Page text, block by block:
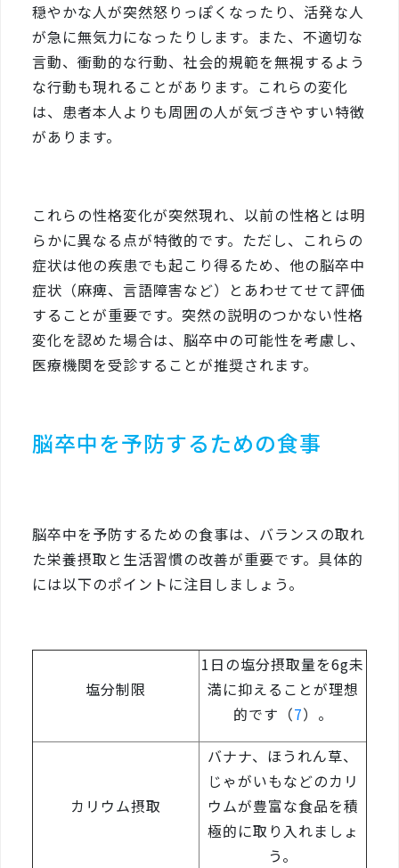
穏やかな人が突然怒りっぽくなったり、活発な人
が急に無気力になったりします。また、不適切な
言動、衝動的な行動、社会的規範を無視するよう
な行動も現れることがあります。これらの変化
は、患者本人よりも周囲の人が気づきやすい特徴
があります。
これらの性格変化が突然現れ、以前の性格とは明
らかに異なる点が特徴的です。ただし、これらの
症状は他の疾患でも起こり得るため、他の脳卒中
症状（麻痺、言語障害など）とあわせてせて評価
することが重要です。突然の説明のつかない性格
変化を認めた場合は、脳卒中の可能性を考慮し、
医療機関を受診することが推奨されます。
脳卒中を予防するための食事
脳卒中を予防するための食事は、バランスの取れ
た栄養摂取と生活習慣の改善が重要です。具体的
には以下のポイントに注目しましょう。
塩分制限
1日の塩分摂取量を6g未
満に抑えることが理想
的です（7）。
カリウム摂取
バナナ、ほうれん草、
じゃがいもなどのカリ
ウムが豊富な食品を積
極的に取り入れましょ
う。